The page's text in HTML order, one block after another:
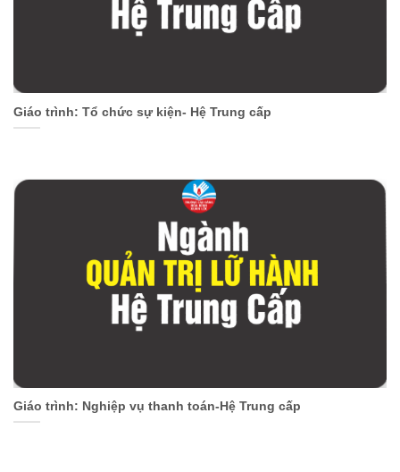
Giáo trình: Tổ chức sự kiện- Hệ Trung cấp
Giáo trình: Nghiệp vụ thanh toán-Hệ Trung cấp